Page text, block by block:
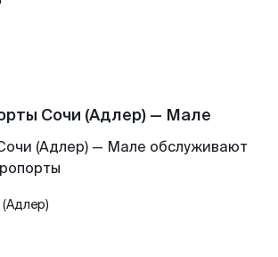
Сочи (Адлер) — Мале
(Адлер) — Мале обслуживают